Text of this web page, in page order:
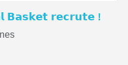
𝗕𝗮𝘀𝗸𝗲𝘁 𝗿𝗲𝗰𝗿𝘂𝘁𝗲 !